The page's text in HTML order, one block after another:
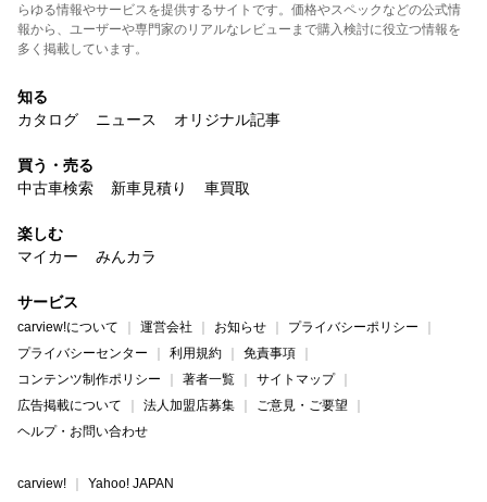
らゆる情報やサービスを提供するサイトです。価格やスペックなどの公式情
報から、ユーザーや専門家のリアルなレビューまで購入検討に役立つ情報を
多く掲載しています。
知る
カタログ
ニュース オリジナル記事
買う・売る
中古車検索
新車見積り 車買取
楽しむ
マイカー
みんカラ
サービス
carview!について 運営会社 お知らせ
プライバシーポリシー
プライバシーセンター
利用規約
免責事項
コンテンツ制作ポリシー
著者一覧
サイトマップ
広告掲載について
法人加盟店募集
ご意見・ご要望
ヘルプ・お問い合わせ
carview! Yahoo! JAPAN